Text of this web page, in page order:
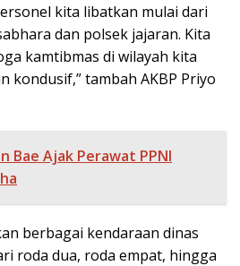
kita libatkan mulai dari
dan polsek jajaran. Kita
kamtibmas di wilayah kita
kondusif,” tambah AKBP Priyo
Bae Ajak Perawat PPNI
berbagai kendaraan dinas
roda dua, roda empat, hingga